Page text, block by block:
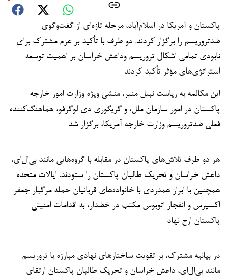
پاکستان و آمریکا در اسلام‌آباد، مرحله تازه‌ای از گفت‌وگوی
ضدتروریسم را برگزار کردند. دو طرف با تأکید بر عزم مشترک برای
نابودی تمامی اشکال تروریسم وداعش خراسان بر اهمیت توسعه
استراتژی‌های مؤثر تأکید کردند
این مکالمه به ریاست نبیل منیر، منشی ویژه وزارت امور خارجه
پاکستان در امور سازمان ملل، و گریگوری دی لوگرفو، هماهنگ‌کننده
فعلی ضدتروریسم وزارت خارجه آمریکا، برگزار شد
هر دو طرف تلاش‌های پاکستان در مقابله با گروه‌هایی مانند بی‌ال‌ای،
داعش خراسان و تحریک طالبان پاکستان را ستودند. ایالات متحده
همچنین با ابراز همدردی با خانواده‌های قربانیان حمله مرگبار جعفر
اکسپرس و انفجار اتوبوس مکتب در خضدار، به اقدامات امنیتی
پاکستان ارج نهاد
در بیانیه مشترک، بر تقویت ساختارهای نهادی مبارزه با تروریسم
مانند بی‌ال‌ای، داعش خراسان و تحریک طالبان پاکستان ارتقای